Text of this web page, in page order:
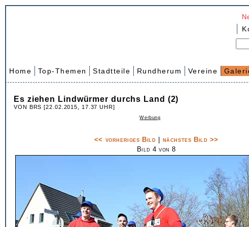
Home Top-Themen Stadtteile Rundherum Vereine
Es ziehen Lindwürmer durchs Land (2)
VON BRS [22.02.2015, 17.37 UHR]
Werbung
<< vorheriges Bild
nächstes Bild >>
Bild 4 von 8